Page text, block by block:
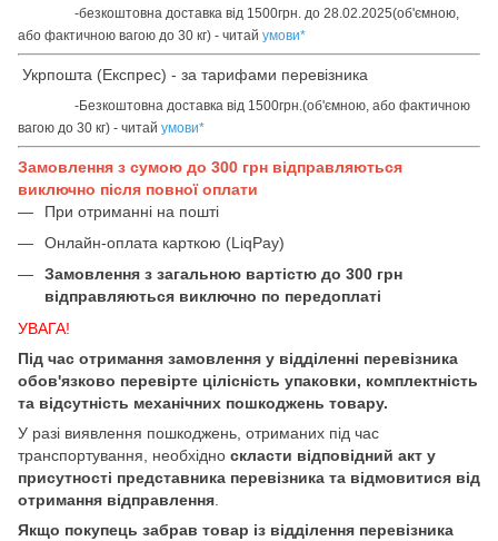
-безкоштовна доставка від 1500грн. до 28.02.2025(об'ємною,
або фактичною вагою до 30 кг) - читай умови*
Укрпошта (Експрес) - за тарифами перевізника
-Безкоштовна доставка від 1500грн.(об'ємною, або фактичною
вагою до 30 кг) - читай умови*
Замовлення з сумою до 300 грн відправляються
виключно після повної оплати
При отриманні на пошті
Онлайн-оплата карткою (LiqPay)
Замовлення з загальною вартістю до 300 грн
відправляються виключно по передоплаті
УВАГА!
Під час отримання замовлення у відділенні перевізника
обов'язково перевірте цілісність упаковки, комплектність
та відсутність механічних пошкоджень товару.
У разі виявлення пошкоджень, отриманих під час
транспортування, необхідно скласти відповідний акт у
присутності представника перевізника та відмовитися від
отримання відправлення
Якщо покупець забрав товар із відділення перевізника